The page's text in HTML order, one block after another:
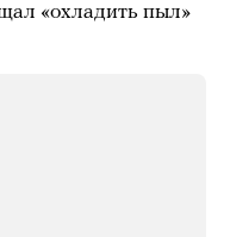
«охладить пыл»